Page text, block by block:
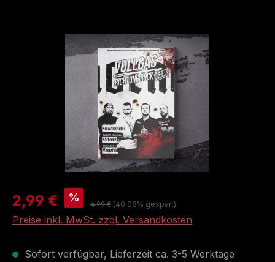
Bildergalerie überspringen
Verkaufspreis:
2,99 € % Regulärer Preis:
4,99 € (40.08% gespart)
Preise inkl. MwSt. zzgl. Versandkosten
Sofort verfügbar, Lieferzeit ca. 3-5 Werktage